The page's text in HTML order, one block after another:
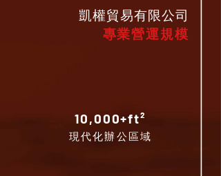
10,000+ft²
現代化辦公區域
凱權貿易有限公司
專業營運規模